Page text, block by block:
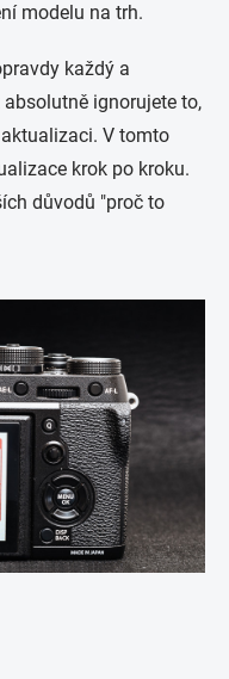
modelu na trh.
každý a
ignorujete to,
V tomto
krok po kroku.
důvodů "proč to